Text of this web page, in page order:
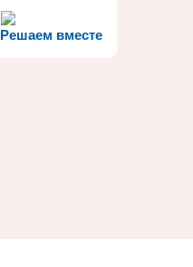
Решаем вместе